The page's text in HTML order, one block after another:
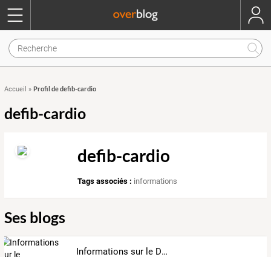
Accueil » Profil de defib-cardio
defib-cardio
defib-cardio
Tags associés : informations
Ses blogs
Informations sur le Défibrillateur cardiaque